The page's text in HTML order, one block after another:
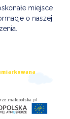
miejsce
o naszej